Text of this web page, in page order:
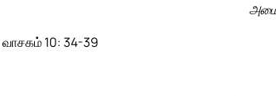
வாசகம் 10: 34-39